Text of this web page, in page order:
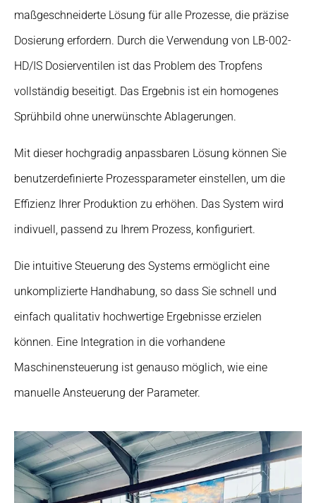
maßgeschneiderte Lösung für alle Prozesse, die präzise
Dosierung erfordern. Durch die Verwendung von LB-002-
HD/IS Dosierventilen ist das Problem des Tropfens
vollständig beseitigt. Das Ergebnis ist ein homogenes
Sprühbild ohne unerwünschte Ablagerungen.
Mit dieser hochgradig anpassbaren Lösung können Sie
benutzerdefinierte Prozessparameter einstellen, um die
Effizienz Ihrer Produktion zu erhöhen. Das System wird
indivuell, passend zu Ihrem Prozess, konfiguriert.
Die intuitive Steuerung des Systems ermöglicht eine
unkomplizierte Handhabung, so dass Sie schnell und
einfach qualitativ hochwertige Ergebnisse erzielen
können. Eine Integration in die vorhandene
Maschinensteuerung ist genauso möglich, wie eine
manuelle Ansteuerung der Parameter.